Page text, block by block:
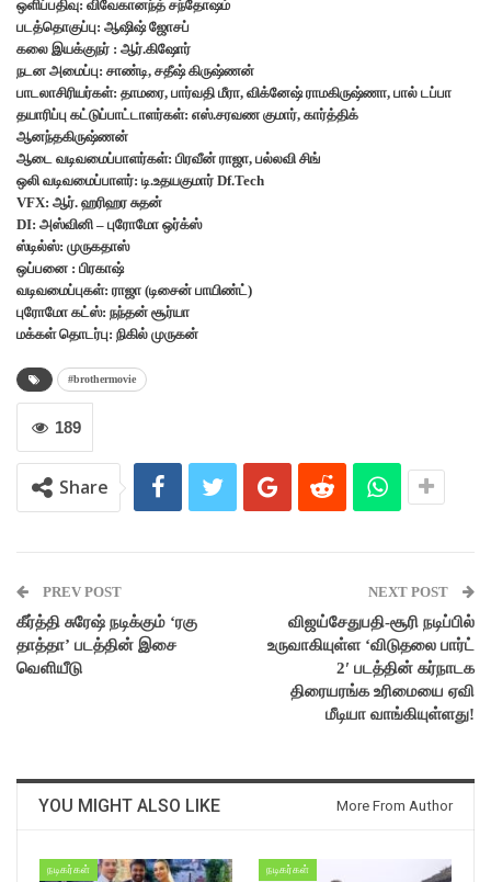
ஒளிப்பதிவு: விவேகானந்த் சந்தோஷம்
படத்தொகுப்பு: ஆஷிஷ் ஜோசப்
கலை இயக்குநர் : ஆர்.கிஷோர்
நடன அமைப்பு: சாண்டி, சதீஷ் கிருஷ்ணன்
பாடலாசிரியர்கள்: தாமரை, பார்வதி மீரா, விக்னேஷ் ராமகிருஷ்ணா, பால் டப்பா
தயாரிப்பு கட்டுப்பாட்டாளர்கள்: எஸ்.சரவண குமார், கார்த்திக்
ஆனந்தகிருஷ்ணன்
ஆடை வடிவமைப்பாளர்கள்: பிரவீன் ராஜா, பல்லவி சிங்
ஒலி வடிவமைப்பாளர்: டி.உதயகுமார் Df.Tech
VFX: ஆர். ஹரிஹர சுதன்
DI: அஸ்வினி – புரோமோ ஒர்க்ஸ்
ஸ்டில்ஸ்: முருகதாஸ்
ஒப்பனை : பிரகாஷ்
வடிவமைப்புகள்: ராஜா (டிசைன் பாயிண்ட்)
புரோமோ கட்ஸ்: நந்தன் சூர்யா
மக்கள் தொடர்பு: நிகில் முருகன்
#brothermovie
189
Share
PREV POST
கீர்த்தி சுரேஷ் நடிக்கும் ‘ரகு
தாத்தா’ படத்தின் இசை
வெளியீடு
NEXT POST
விஜய்சேதுபதி-சூரி நடிப்பில்
உருவாகியுள்ள ‘விடுதலை பார்ட்
2′ படத்தின் கர்நாடக
திரையரங்க உரிமையை ஏவி
மீடியா வாங்கியுள்ளது!
YOU MIGHT ALSO LIKE More From Author
நடிகர்கள் நடிகர்கள்